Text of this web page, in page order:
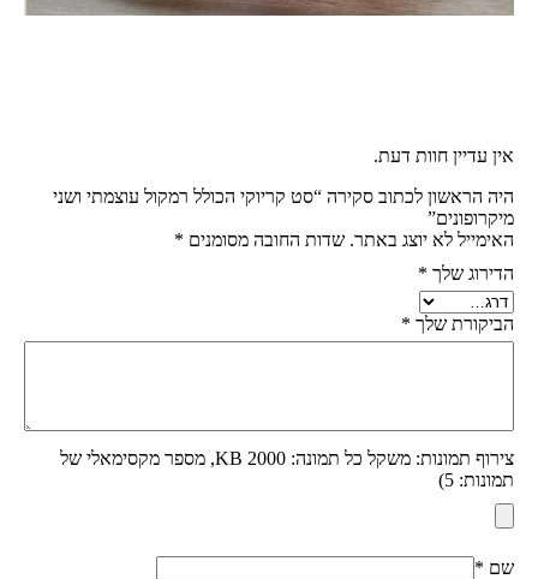
אין עדיין חוות דעת.
היה הראשון לכתוב סקירה “סט קריוקי הכולל רמקול עוצמתי ושני
מיקרופונים”
האימייל לא יוצג באתר. שדות החובה מסומנים *
הדירוג שלך *
הביקורת שלך *
צירוף תמונות: משקל כל תמונה: 2000 KB, מספר מקסימאלי של
תמונות: 5)
שם *